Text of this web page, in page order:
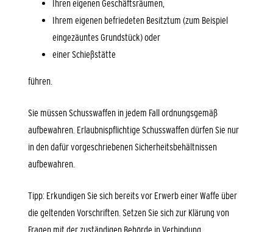
Ihren eigenen Geschäftsräumen,
Ihrem eigenen befriedeten Besitztum (zum Beispiel
eingezäuntes Grundstück) oder
einer Schießstätte
führen.
Sie müssen Schusswaffen in jedem Fall ordnungsgemäß
aufbewahren. Erlaubnispflichtige Schusswaffen dürfen Sie nur
in den dafür vorgeschriebenen Sicherheitsbehältnissen
aufbewahren.
Tipp: Erkundigen Sie sich bereits vor Erwerb einer Waffe über
die geltenden Vorschriften. Setzen Sie sich zur Klärung von
Fragen mit der zuständigen Behörde in Verbindung.